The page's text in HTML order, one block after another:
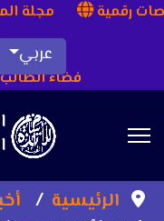
رقمية مجلة
عربي
فضاء الطالب
الرئيسية